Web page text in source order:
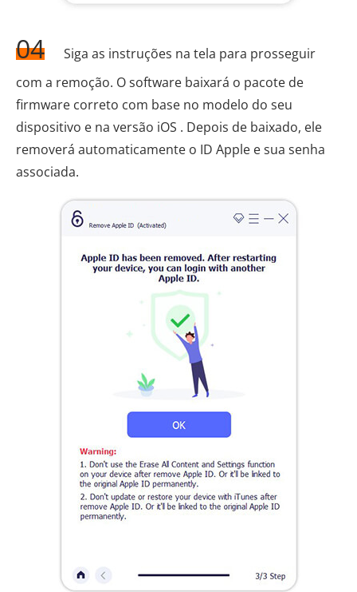
04
Siga as instruções na tela para prosseguir
com a remoção. O software baixará o pacote de
firmware correto com base no modelo do seu
dispositivo e na versão iOS . Depois de baixado, ele
removerá automaticamente o ID Apple e sua senha
associada.